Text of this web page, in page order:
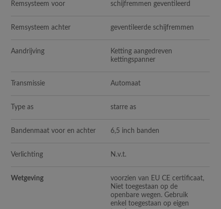
Remsysteem voor schijfremmen geventileerd
Remsysteem achter geventileerde schijfremmen
Aandrijving
Ketting aangedreven
kettingspanner
Transmissie Automaat
Type as starre as
Bandenmaat voor en achter 6,5 inch banden
Verlichting N.v.t.
Wetgeving
voorzien van EU CE certificaat,
Niet toegestaan op de
openbare wegen. Gebruik
enkel toegestaan op eigen